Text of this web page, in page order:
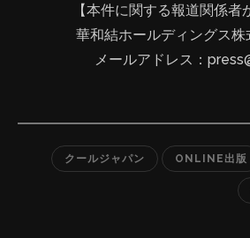
ONLINE出版
クールジャパン